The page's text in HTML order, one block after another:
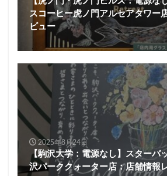
スコーヒー虎ノ門アルセアタワー
ビュー
2025年8月24日
【駒沢大学：電源なし】スターバ
沢パーククォーター店：店舗情報